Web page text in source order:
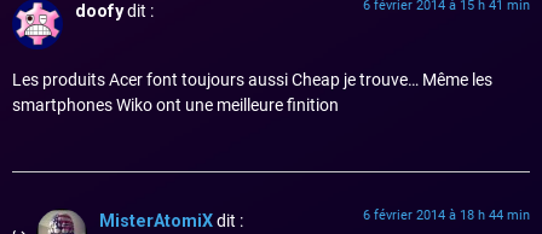
doofydit : 6 février 2014 à 15 h 41 min
Les produits Acer font toujours aussi Cheap je trouve… Même les
smartphones Wiko ont une meilleure finition
MisterAtomiXdit : 6 février 2014 à 18 h 44 min